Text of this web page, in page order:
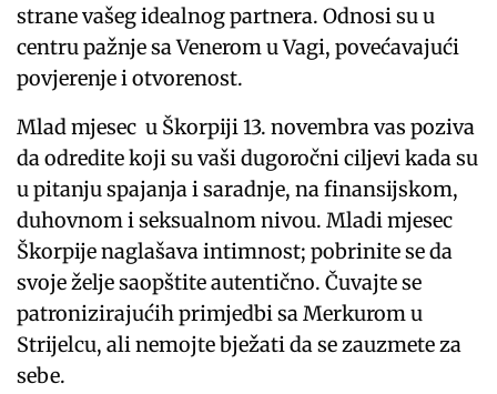
strane vašeg idealnog partnera. Odnosi su u
centru pažnje sa Venerom u Vagi, povećavajući
povjerenje i otvorenost.
Mlad mjesec u Škorpiji 13. novembra vas poziva
da odredite koji su vaši dugoročni ciljevi kada su
u pitanju spajanja i saradnje, na finansijskom,
duhovnom i seksualnom nivou. Mladi mjesec
Škorpije naglašava intimnost; pobrinite se da
svoje želje saopštite autentično. Čuvajte se
patronizirajućih primjedbi sa Merkurom u
Strijelcu, ali nemojte bježati da se zauzmete za
sebe.